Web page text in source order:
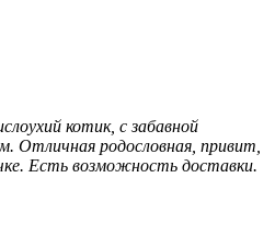
котик, с забавной
Отличная родословная, привит,
Есть возможность доставки.